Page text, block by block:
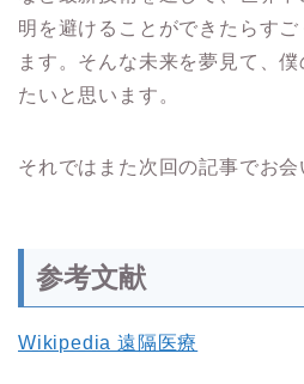
明を避けることができたらす
ます。そんな未来を夢見て、
たいと思います。
それではまた次回の記事でお会
参考文献
Wikipedia 遠隔医療